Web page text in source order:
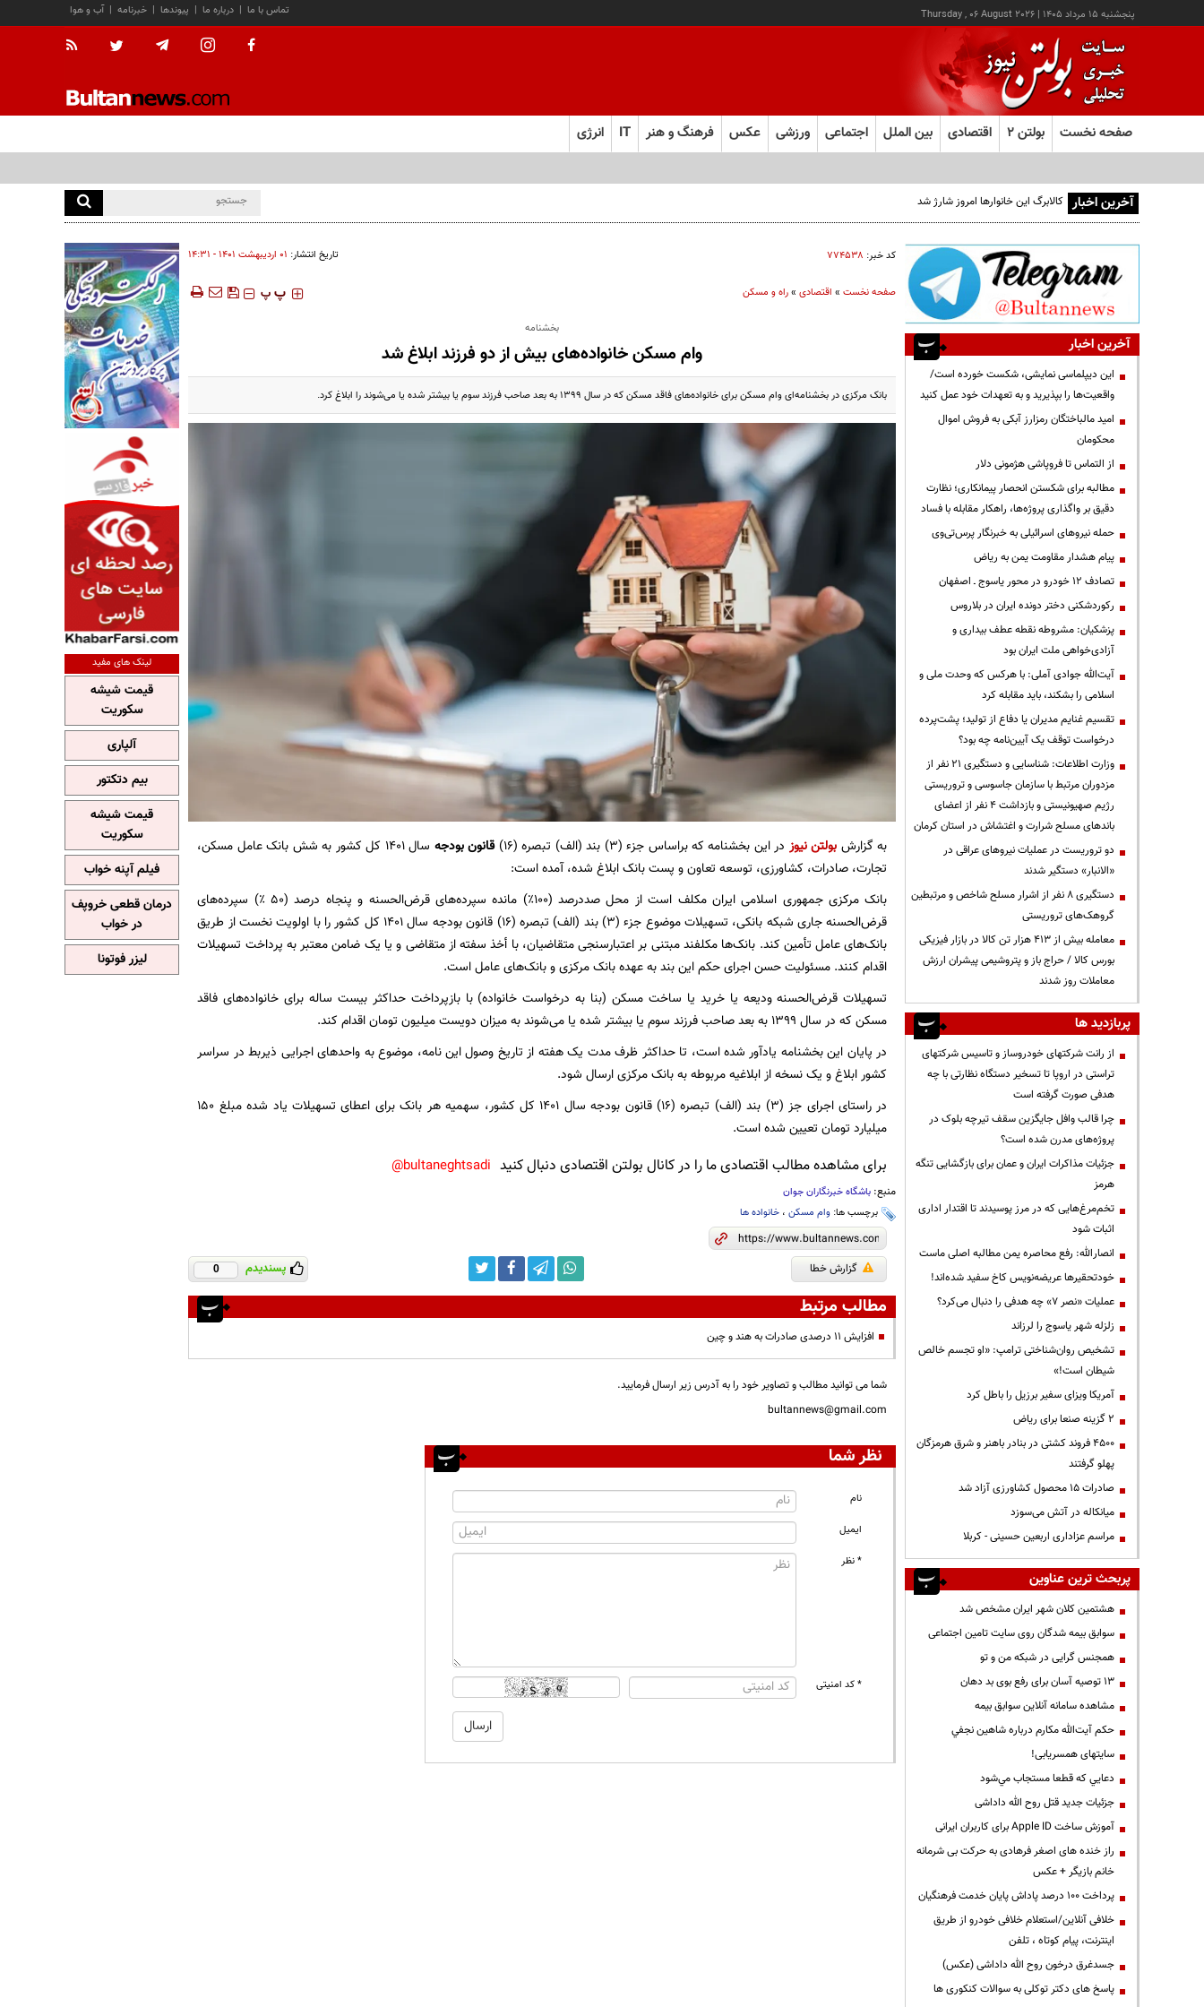
پنجشنبه ۱۵ مرداد ۱۴۰۵ |
Thursday , 06 August 2026 آب و هوا | خبرنامه | پیوندها | درباره ما | تماس با ما
صفحه نخست بولتن ۲ اقتصادی بین الملل اجتماعی ورزشی عکس فرهنگ و هنر IT انرژی
آخرین اخبار کالابرگ این خانوارها امروز شارژ شد
کد خبر: ۷۷۴۵۳۸ تاریخ انتشار: ۰۱ ارديبهشت ۱۴۰۱ - ۱۴:۳۱
صفحه نخست» اقتصادی»راه و مسکن ‍‍‍ پ پ
بخشنامه
وام مسکن خانواده‌های بیش از دو فرزند ابلاغ شد
بانک مرکزی در بخشنامه‌ای وام مسکن برای خانواده‌های فاقد مسکن که در سال ۱۳۹۹ به بعد صاحب فرزند سوم یا بیشتر شده یا می‌شوند را ابلاغ کرد.
به گزارش بولتن نیوز در این بخشنامه که براساس جزء (۳) بند (الف) تبصره (۱۶) قانون بودجه
سال ۱۴۰۱ کل کشور به شش بانک عامل مسکن،
تجارت، صادرات، کشاورزی، توسعه تعاون و پست بانک ابلاغ شده، آمده است:
بانک مرکزی جمهوری اسلامی ایران مکلف است از محل صددرصد (۱۰۰٪) مانده سپرده‌های قرض‌الحسنه و پنجاه درصد (۵۰ ٪) سپرده‌های
قرض‌الحسنه جاری شبکه بانکی، تسهیلات موضوع جزء (۳) بند (الف) تبصره (۱۶) قانون بودجه سال ۱۴۰۱ کل کشور را با اولویت نخست از طریق
بانک‌های عامل تأمین کند. بانک‌ها مکلفند مبتنی بر اعتبارسنجی متقاضیان، با أخذ سفته از متقاضی و یا یک ضامن معتبر به پرداخت تسهیلات
اقدام کنند. مسئولیت حسن اجرای حکم این بند به عهده بانک مرکزی و بانک‌های عامل است.
تسهیلات قرض‌الحسنه ودیعه یا خرید یا ساخت مسکن (بنا به درخواست خانواده) با بازپرداخت حداکثر بیست ساله برای خانواده‌های فاقد
مسکن که در سال ۱۳۹۹ به بعد صاحب فرزند سوم یا بیشتر شده یا می‌شوند به میزان دویست میلیون تومان اقدام کند.
در پایان این بخشنامه یادآور شده است، تا حداکثر ظرف مدت یک هفته از تاریخ وصول این نامه، موضوع به واحد‌های اجرایی ذیربط در سراسر
کشور ابلاغ و یک نسخه از ابلاغیه مربوطه به بانک مرکزی ارسال شود. ‏‏‏‏‏‏‏‏‏‏
در راستای اجرای جز (۳) بند (الف) تبصره (۱۶) قانون بودجه سال ۱۴۰۱ کل کشور، سهمیه هر بانک برای اعطای تسهیلات یاد شده مبلغ ۱۵۰
میلیارد تومان تعیین شده است.
برای مشاهده مطالب اقتصادی ما را در کانال بولتن اقتصادی دنبال کنید bultaneghtsadi@
منبع: باشگاه خبرنگاران جوان
برچسب ها: وام مسکن، خانواده ها
گزارش خطا پسندیدم 0
مطالب مرتبط
افزایش ۱۱ درصدی صادرات به هند و چین
شما می توانید مطالب و تصاویر خود را به آدرس زیر ارسال فرمایید.
bultannews@gmail.com
نظر شما
نام
ایمیل
* نظر
* کد امنیتی
آخرین اخبار
این دیپلماسی نمایشی، شکست خورده است/
واقعیت‌ها را بپذیرید و به تعهدات خود عمل کنید
امید مالباختگان رمزارز آبکی به فروش اموال
محکومان
از التماس تا فروپاشی هژمونی دلار
مطالبه برای شکستن انحصار پیمانکاری؛ نظارت
دقیق بر واگذاری پروژه‌ها، راهکار مقابله با فساد
حمله نیروهای اسرائیلی به خبرنگار پرس‌تی‌وی
پیام هشدار مقاومت یمن به ریاض
تصادف ۱۲ خودرو در محور یاسوج ـ اصفهان
رکوردشکنی دختر دونده ایران در بلاروس
پزشکیان: مشروطه نقطه عطف بیداری و
آزادی‌خواهی ملت ایران بود
آیت‌الله جوادی آملی: با هرکس که وحدت ملی و
اسلامی را بشکند، باید مقابله کرد
تقسیم غنایم مدیران یا دفاع از تولید؛ پشت‌پرده
درخواست توقف یک آیین‌نامه چه بود؟
وزارت اطلاعات: شناسایی و دستگیری ۲۱ نفر از
مزدوران مرتبط با سازمان جاسوسی و تروریستی
رژیم صهیونیستی و بازداشت ۴ نفر از اعضای
باندهای مسلح شرارت و اغتشاش در استان کرمان
دو تروریست در عملیات نیروهای عراقی در
«الانبار» دستگیر شدند
دستگیری ۸ نفر از اشرار مسلح شاخص و مرتبطین
گروهک‌های تروریستی
معامله بیش از ۴۱۳ هزار تن کالا در بازار فیزیکی
بورس کالا / حراج باز و پتروشیمی پیشران ارزش
معاملات روز شدند
پربازدید ها
از رانت‌ شرکتهای خودروساز و تاسیس شرکتهای
تراستی در اروپا تا تسخیر دستگاه نظارتی با چه
هدفی صورت گرفته است
چرا قالب وافل جایگزین سقف تیرچه بلوک در
پروژه‌های مدرن شده است؟
جزئیات مذاکرات ایران و عمان برای بازگشایی تنگه
هرمز
تخم‌مرغ‌هایی که در مرز پوسیدند تا اقتدار اداری
اثبات شود
انصارالله: رفع محاصره یمن مطالبه اصلی ماست
خودتحقیرها عریضه‌نویس کاخ سفید شده‌اند!
عملیات «نصر ۷» چه هدفی را دنبال می‌کرد؟
زلزله شهر یاسوج را لرزاند
تشخیص روان‌شناختی ترامپ: «او تجسم خالص
شیطان است!»
آمریکا ویزای سفیر برزیل را باطل کرد
۲ گزینه صنعا برای ریاض
۴۵۰۰ فروند کشتی در بنادر باهنر و شرق هرمزگان
پهلو گرفتند
صادرات ۱۵ محصول کشاورزی آزاد شد
میانکاله در آتش می‌سوزد
مراسم عزاداری اربعین حسینی - کربلا
پربحث ترین عناوین
هشتمین کلان شهر ایران مشخص شد
سوابق بیمه شدگان روی سایت تامین اجتماعی
همجنس گرایی در شبکه من و تو
13 توصیه آسان برای رفع بوی بد دهان
مشاهده سامانه آنلاين سوابق بیمه
حكم آيت‌الله مكارم درباره شاهين نجفي
سایتهای همسریابی!
دعايي كه قطعا مستجاب مي‌شود
جزئیات جدید قتل روح الله داداشی
آموزش ساخت Apple ID برای کاربران ایرانی
راز خنده های اصغر فرهادی به حرکت بی شرمانه
خانم بازیگر + عکس
پرداخت ۱۰۰ درصد پاداش پایان خدمت فرهنگیان
خلافی آنلاین/استعلام خلافی خودرو از طریق
اینترنت، پیام کوتاه ، تلفن
جسدغرق درخون روح الله داداشی (عکس)
پاسخ های دکتر توکلی به سوالات کنکوری ها
لینک های مفید
قیمت شیشه
سکوریت
آلپاری
بیم دتکتور
قیمت شیشه
سکوریت
فیلم آپنه خواب
درمان قطعی خروپف
در خواب
لیزر فوتونا